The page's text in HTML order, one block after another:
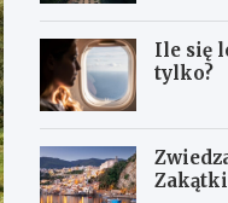
Ile się
tylko?